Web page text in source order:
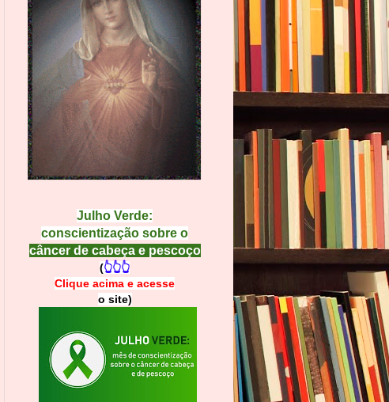
Julho Verde:
conscientização sobre o
câncer de cabeça e pescoço
(👆👆👆
Clique acima e acesse
o site)